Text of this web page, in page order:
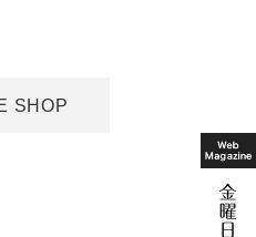
SHOP